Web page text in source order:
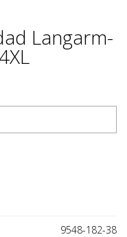
Langarm-
9548-182-38